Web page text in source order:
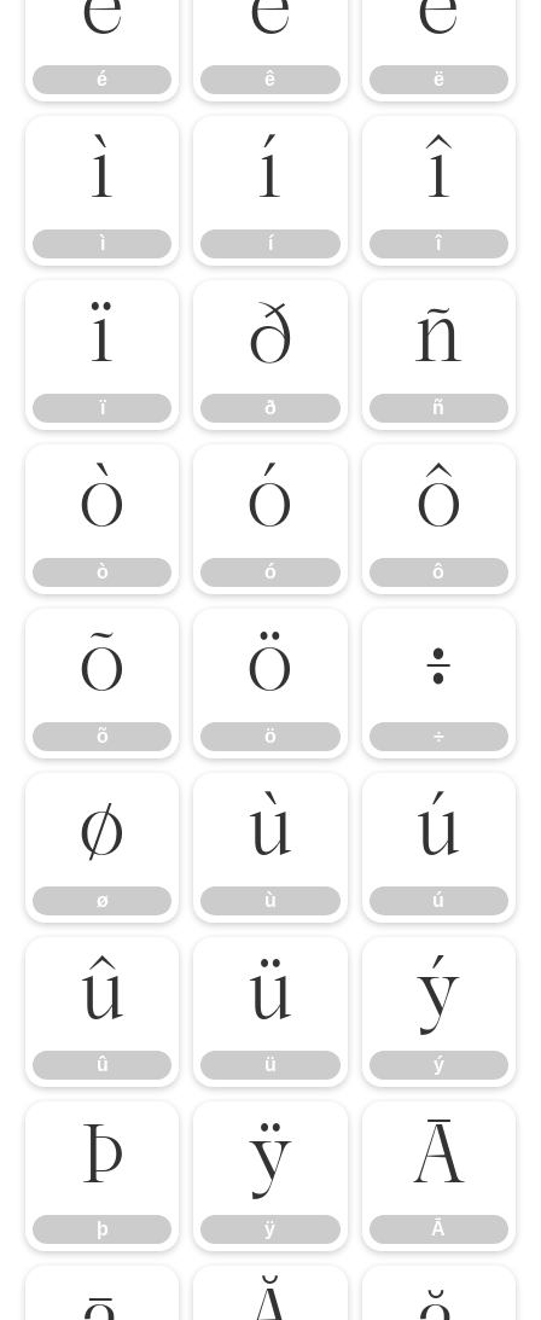
é ê ë
ì
ì
í
í
î
î
ï
ï
ð
ð
ñ
ñ
ò
ò
ó
ó
ô
ô
õ
õ
ö
ö
÷
÷
ø
ø
ù
ù
ú
ú
û
û
ü
ü
ý
ý
þ
þ
ÿ
ÿ
Ā
Ā